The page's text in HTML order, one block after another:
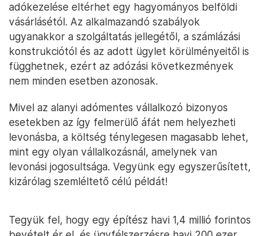
adókezelése eltérhet egy hagyományos belföldi
vásárlásétól. Az alkalmazandó szabályok
ugyanakkor a szolgáltatás jellegétől, a számlázási
konstrukciótól és az adott ügylet körülményeitől is
függhetnek, ezért az adózási következmények
nem minden esetben azonosak.
Mivel az alanyi adómentes vállalkozó bizonyos
esetekben az így felmerülő áfát nem helyezheti
levonásba, a költség ténylegesen magasabb lehet,
mint egy olyan vállalkozásnál, amelynek van
levonási jogosultsága. Vegyünk egy egyszerűsített,
kizárólag szemléltető célú példát!
Tegyük fel, hogy egy építész havi 1,4 millió forintos